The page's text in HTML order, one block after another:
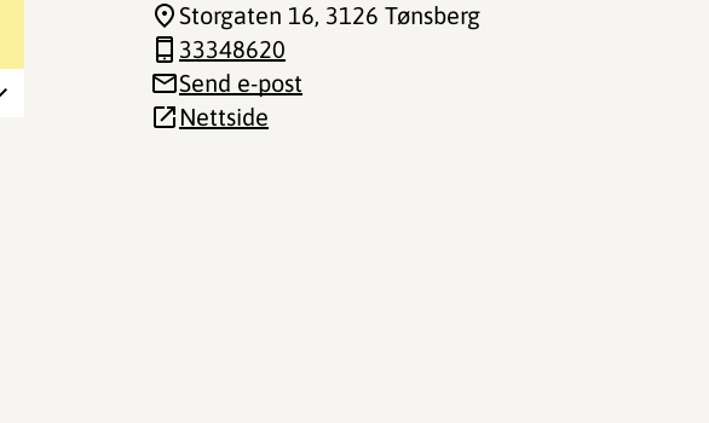
Storgaten 16, 3126 Tønsberg
33348620
Send e-post
Nettside